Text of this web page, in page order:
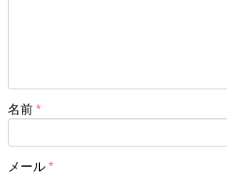
名前 *
メール *